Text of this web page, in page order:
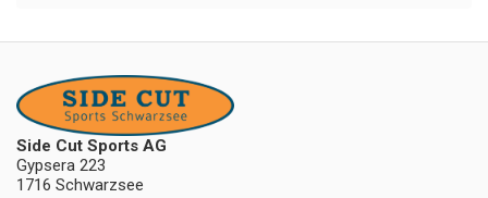
Side Cut Sports AG
Gypsera 223
1716 Schwarzsee